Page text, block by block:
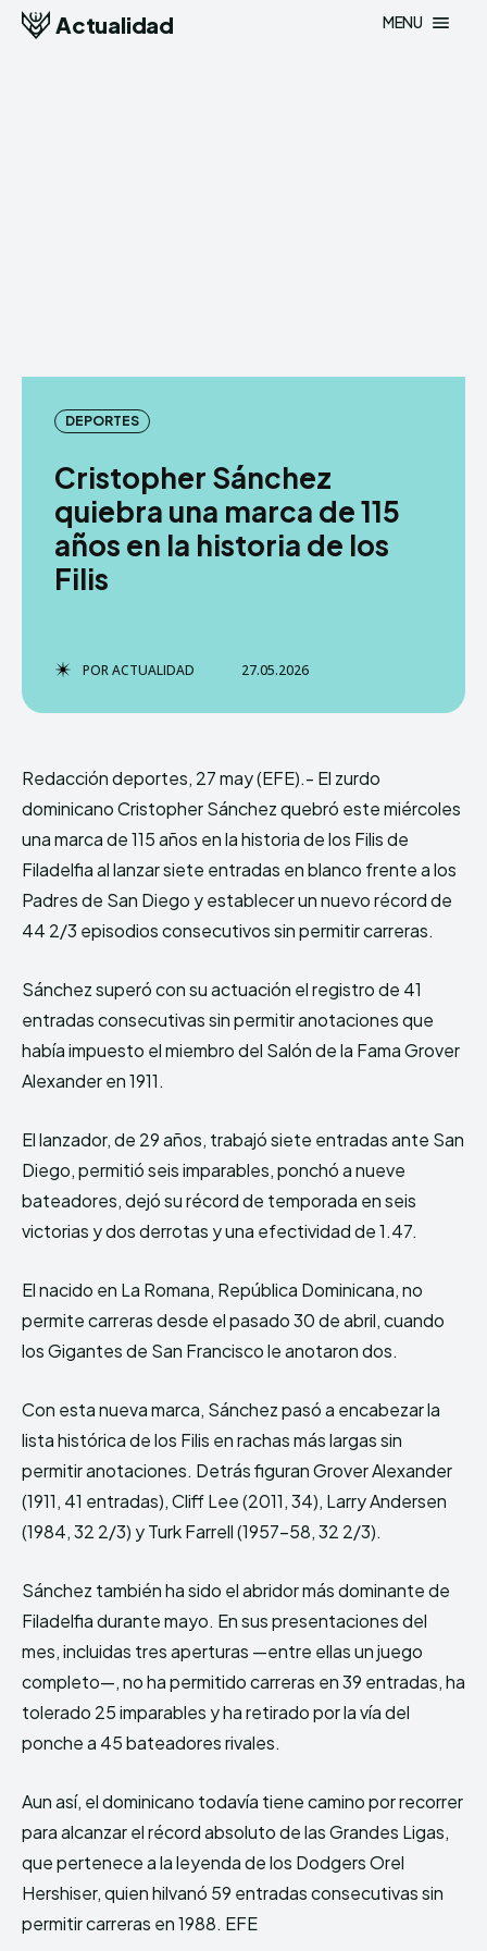
Actualidad MENU
DEPORTES
Cristopher Sánchez
quiebra una marca de 115
años en la historia de los
Filis
PORACTUALIDAD 27.05.2026
Redacción deportes, 27 may (EFE).- El zurdo
dominicano Cristopher Sánchez quebró este miércoles
una marca de 115 años en la historia de los Filis de
Filadelfia al lanzar siete entradas en blanco frente a los
Padres de San Diego y establecer un nuevo récord de
44 2/3 episodios consecutivos sin permitir carreras.
Sánchez superó con su actuación el registro de 41
entradas consecutivas sin permitir anotaciones que
había impuesto el miembro del Salón de la Fama Grover
Alexander en 1911.
El lanzador, de 29 años, trabajó siete entradas ante San
Diego, permitió seis imparables, ponchó a nueve
bateadores, dejó su récord de temporada en seis
victorias y dos derrotas y una efectividad de 1.47.
El nacido en La Romana, República Dominicana, no
permite carreras desde el pasado 30 de abril, cuando
los Gigantes de San Francisco le anotaron dos.
Con esta nueva marca, Sánchez pasó a encabezar la
lista histórica de los Filis en rachas más largas sin
permitir anotaciones. Detrás figuran Grover Alexander
(1911, 41 entradas), Cliff Lee (2011, 34), Larry Andersen
(1984, 32 2/3) y Turk Farrell (1957-58, 32 2/3).
Sánchez también ha sido el abridor más dominante de
Filadelfia durante mayo. En sus presentaciones del
mes, incluidas tres aperturas —entre ellas un juego
completo—, no ha permitido carreras en 39 entradas, ha
tolerado 25 imparables y ha retirado por la vía del
ponche a 45 bateadores rivales.
Aun así, el dominicano todavía tiene camino por recorrer
para alcanzar el récord absoluto de las Grandes Ligas,
que pertenece a la leyenda de los Dodgers Orel
Hershiser, quien hilvanó 59 entradas consecutivas sin
permitir carreras en 1988. EFE